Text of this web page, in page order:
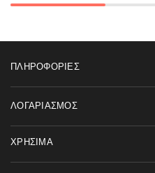
ΠΛΗΡΟΦΟΡΊΕΣ
ΛΟΓΑΡΙΑΣΜΌΣ
ΧΡΉΣΙΜΑ